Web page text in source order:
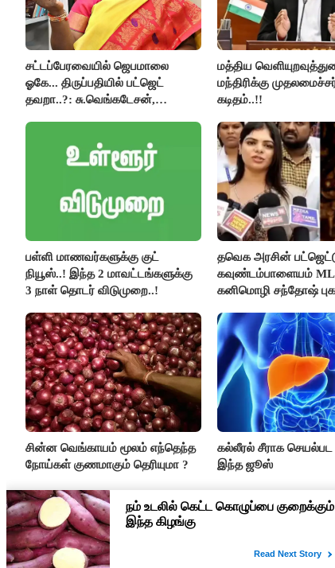
சட்டப்பேரவையில் ஜெபமாலை
ஓகே... திருப்பதியில் பட்ஜெட்
தவறா..?: சு.வெங்கடேசன்,
மத்திய
மந்திரிக்கு
கடிதம்..!!
பள்ளி மாணவர்களுக்கு குட்
நியூஸ்..! இந்த 2 மாவட்டங்களுக்கு
3 நாள் தொடர் விடுமுறை..!
தவெக அரசின்
கவுண்டம்பாளையம்
கனிமொழி சந்தோஷ்
சின்ன வெங்காயம் மூலம் எந்தெந்த
நோய்கள் குணமாகும் தெரியுமா ?
கல்லீரல் சீராக செயல்பட
இந்த ஜூஸ்